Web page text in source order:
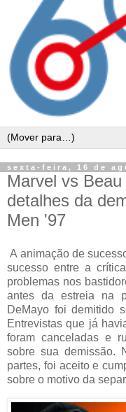
sexta-feira, 16 de
Marvel vs
detalhes da
Men '97
A animação de
sucesso entre a
problemas nos
antes da estreia na
DeMayo foi demitido
Entrevistas que já
foram canceladas e
sobre sua demissão.
partes, foi aceito e
sobre o motivo da